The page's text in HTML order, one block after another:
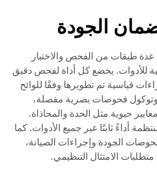
الجودة
طبقات من الفحص والاختبار
للأدوات. يخضع كل أداة لفحص دقيق
قياسية تم تطويرها وفقًا للوائح
فحوصات بصرية مفصلة،
حيوية مثل الحدة والمحاذاة.
أداءً ثابتًا عبر جميع الأدوات. كما
الجودة وإجراءات الصيانة،
متطلبات الامتثال التنظيمي.